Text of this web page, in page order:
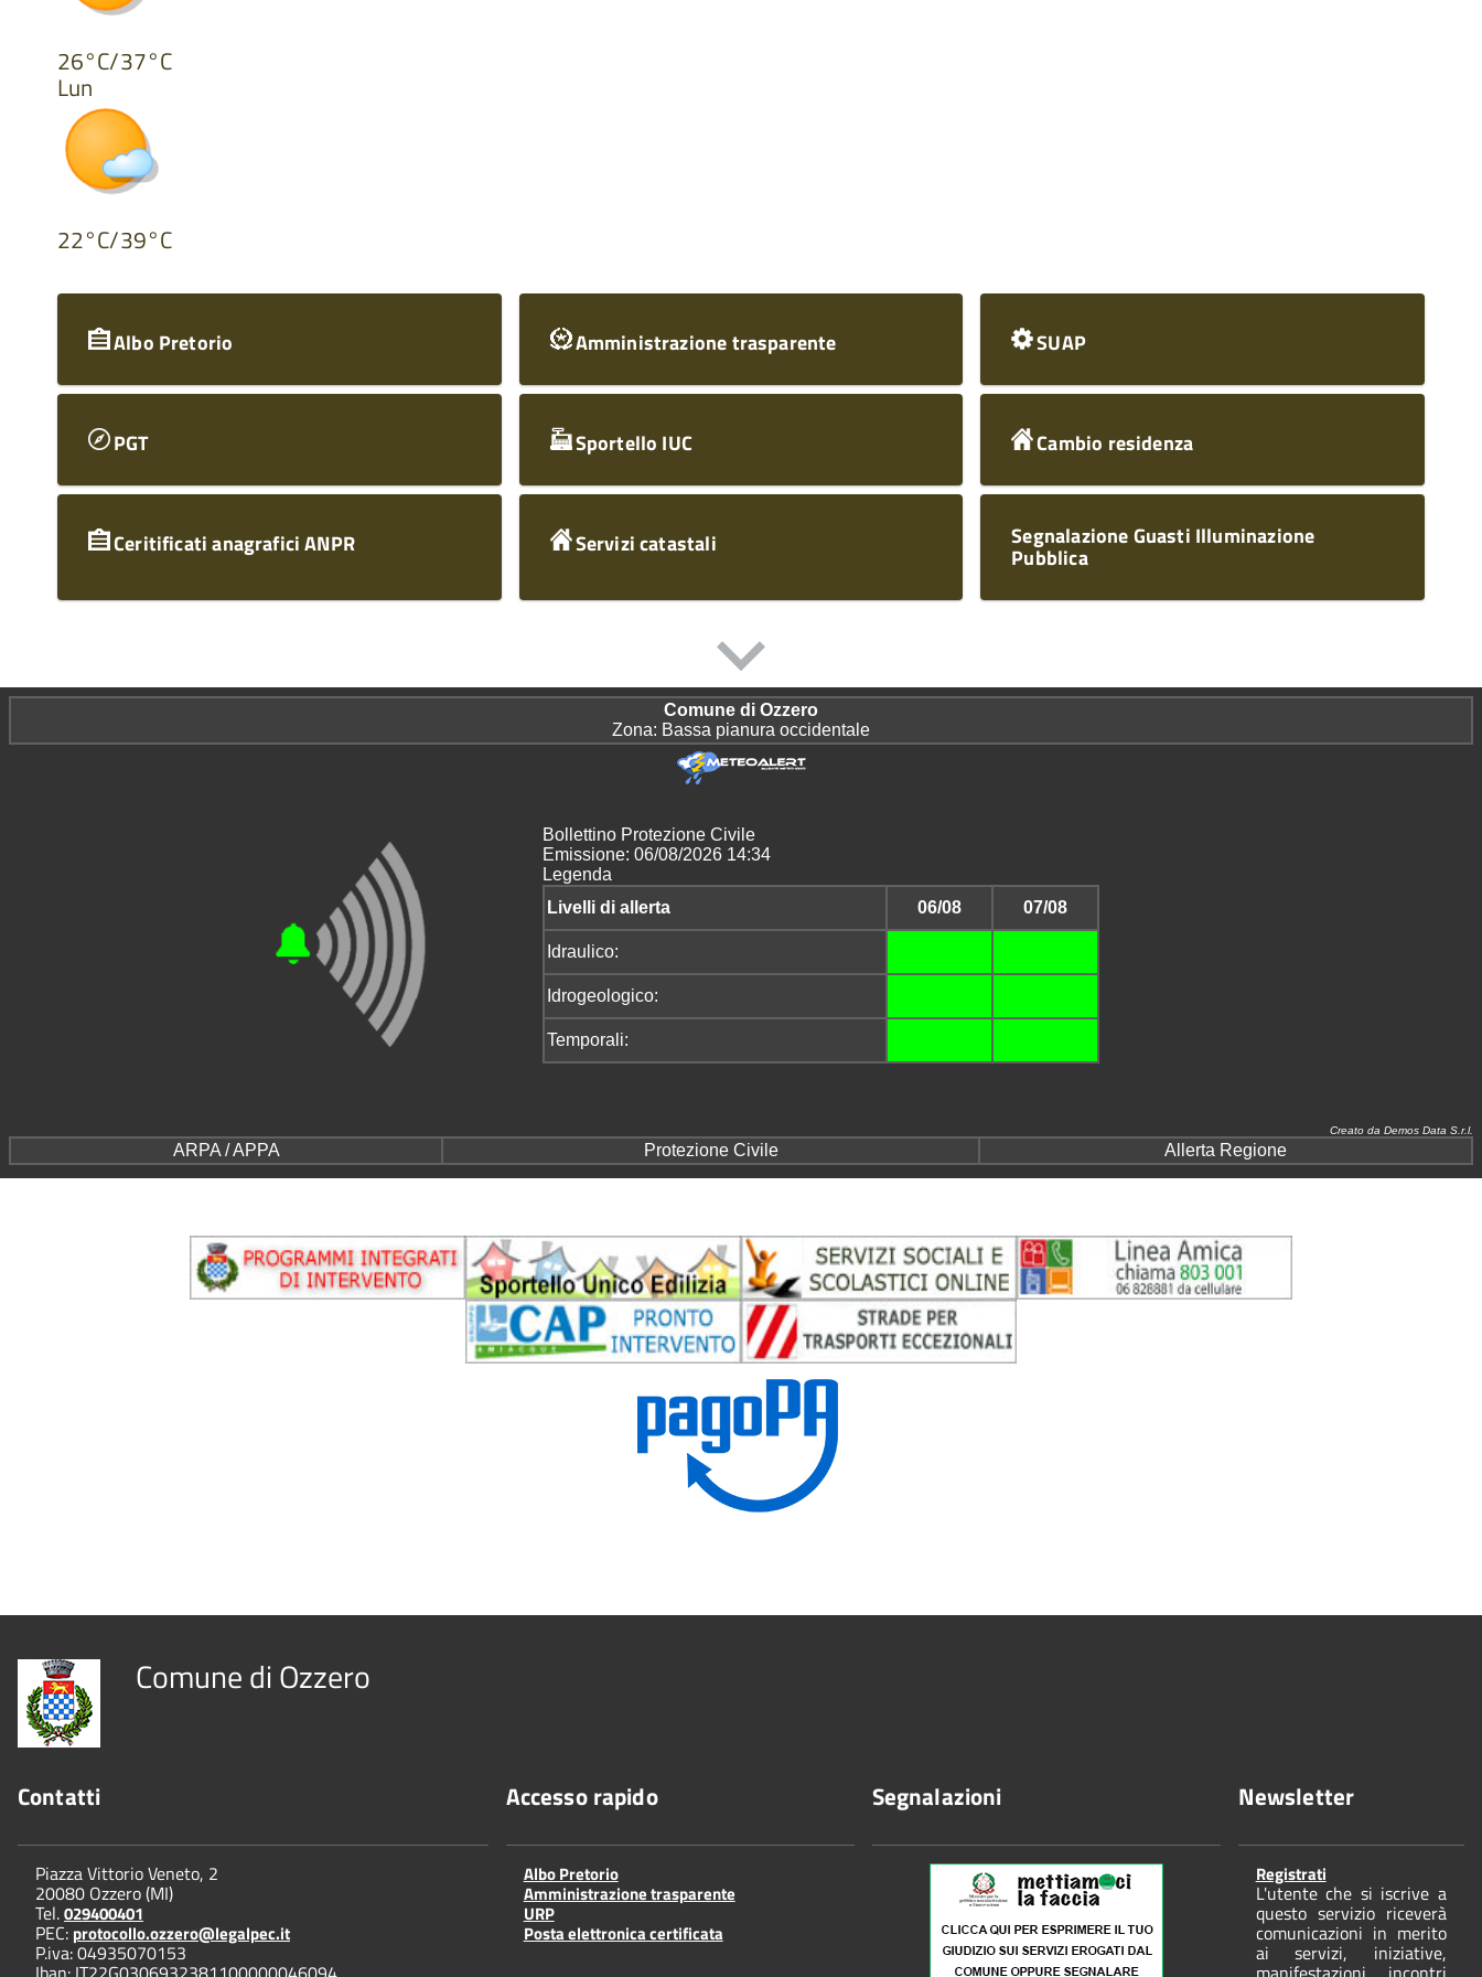
26°C/37°C
Lun
22°C/39°C
Albo Pretorio Amministrazione trasparente SUAP
PGT Sportello IUC Cambio residenza
Ceritificati anagrafici ANPR Servizi catastali Segnalazione Guasti Illuminazione
Pubblica
Comune di Ozzero
Contatti
Piazza Vittorio Veneto, 2
20080 Ozzero (MI)
Tel.029400401
PEC: protocollo.ozzero@legalpec.it
P.iva: 04935070153
Accesso rapido
Albo Pretorio
Amministrazione trasparente
URP
Posta elettronica certificata
Segnalazioni Newsletter
Registrati
L'utente che si iscrive a
questo servizio riceverà
comunicazioni in merito
ai servizi, iniziative,